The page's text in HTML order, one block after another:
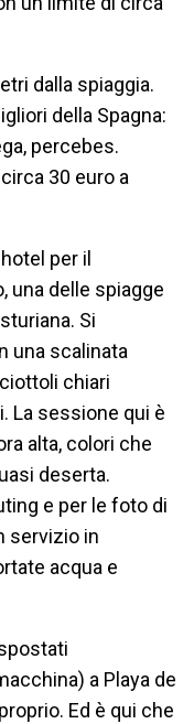
dalla spiaggia.
della Spagna:
percebes.
30 euro a
per il
una delle spiagge
Si
una scalinata
chiari
La sessione qui è
alta, colori che
deserta.
e per le foto di
servizio in
acqua e
a Playa de
Ed è qui che